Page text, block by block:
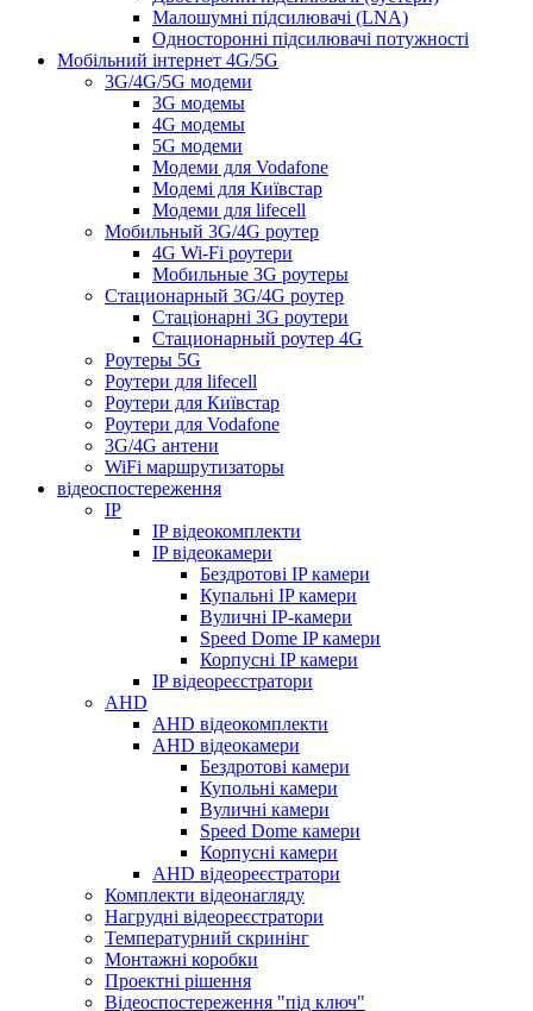
Малошумні підсилювачі (LNA)
Односторонні підсилювачі потужності
Мобільний інтернет 4G/5G
3G/4G/5G модеми
3G модемы
4G модемы
5G модеми
Модеми для Vodafone
Модемі для Київстар
Модеми для lifecell
Мобильный 3G/4G роутер
4G Wi-Fi роутери
Мобильные 3G роутеры
Стационарный 3G/4G роутер
Стаціонарні 3G роутери
Стационарный роутер 4G
Роутеры 5G
Роутери для lifecell
Роутери для Київстар
Роутери для Vodafone
3G/4G антени
WiFi маршрутизаторы
відеоспостереження
IP
IP відеокомплекти
IP відеокамери
Бездротові IP камери
Купальні IP камери
Вуличні IP-камери
Speed Dome IP камери
Корпусні IP камери
IP відеореєстратори
AHD
AHD відеокомплекти
AHD відеокамери
Бездротові камери
Купольні камери
Вуличні камери
Speed Dome камери
Корпусні камери
AHD відеореєстратори
Комплекти відеонагляду
Нагрудні відеореєстратори
Температурний скринінг
Монтажні коробки
Проектні рішення
Відеоспостереження "під ключ"